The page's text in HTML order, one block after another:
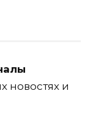
новостях и